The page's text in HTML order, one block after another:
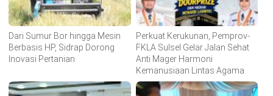
Dari Sumur Bor hingga Mesin
Berbasis HP, Sidrap Dorong
Inovasi Pertanian
Perkuat Kerukunan, Pemprov-
FKLA Sulsel Gelar Jalan Sehat
Anti Mager Harmoni
Kemanusiaan Lintas Agama